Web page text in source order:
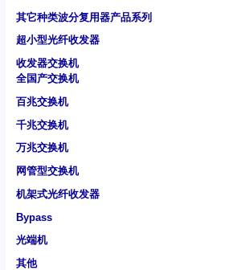
其它种类波分复用器产品系列
超小型光纤收发器
收发器交换机
全国产交换机
百兆交换机
千兆交换机
万兆交换机
网管型交换机
机架式光纤收发器
Bypass
光端机
其他